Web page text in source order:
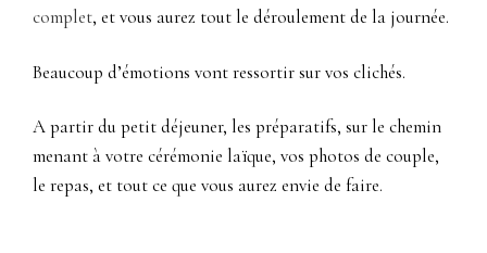
complet, et vous aurez tout le déroulement de la journée.
Beaucoup d’émotions vont ressortir sur vos clichés.
A partir du petit déjeuner, les préparatifs, sur le chemin
menant à votre cérémonie laïque, vos photos de couple,
le repas, et tout ce que vous aurez envie de faire.